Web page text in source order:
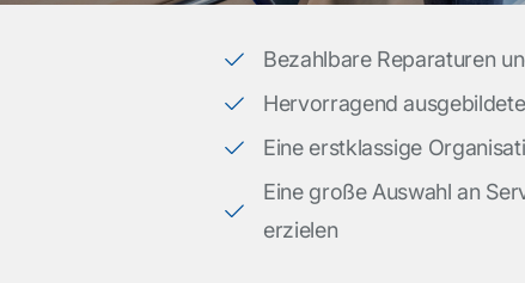
Bezahlbare Reparaturen
Hervorragend
Eine erstklassige
Eine große Auswahl an
erzielen